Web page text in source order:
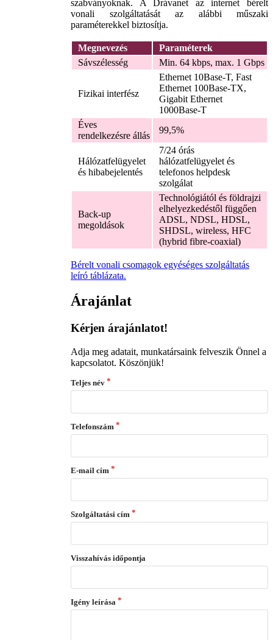
szabványoknak. A Drávanet az internet bérelt
vonali szolgáltatását az alábbi műszaki
paraméterekkel biztosítja.
Megnevezés
Paraméterek
Sávszélesség
Min. 64 kbps, max. 1 Gbps
Fizikai interfész
Ethernet 10Base-T, Fast
Ethernet 100Base-TX,
Gigabit Ethernet
1000Base-T
Éves
rendelkezésre állás
99,5%
Hálózatfelügyelet
és hibabejelentés
7/24 órás
hálózatfelügyelet és
telefonos helpdesk
szolgálat
Back-up
megoldások
Technológiától és földrajzi
elhelyezkedéstől függően
ADSL, NDSL, HDSL,
SHDSL, wireless, HFC
(hybrid fibre-coaxial)
Bérelt vonali csomagok egyéséges szolgáltatás
leíró táblázata.
Árajánlat
Kérjen árajánlatot!
Adja meg adatait, munkatársaink felveszik Önnel a
kapcsolatot. Köszönjük!
Teljes név
Telefonszám
E-mail cím
Szolgáltatási cím
Visszahívás időpontja
Igény leírása